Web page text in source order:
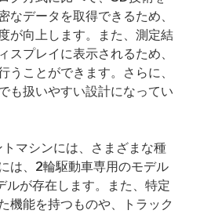
なデータを取得できるため、
が向上します。また、測定結
スプレイに表示されるため、
うことができます。さらに、
も扱いやすい設計になってい
マシンには、さまざまな種
は、2輪駆動車専用のモデル
ルが存在します。また、特定
機能を持つものや、トラック